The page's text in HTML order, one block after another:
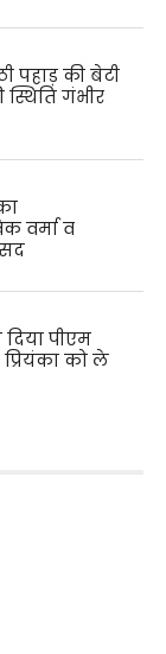
पहाड़ की बेटी
स्थिति गंभीर
वर्मा व
पीएम
को ले